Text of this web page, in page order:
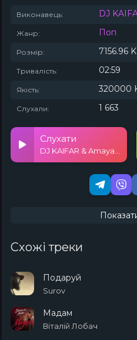
Виконавець: DJ
Жанр: Поп
Розмір: 7156.96
Тривалість: 02:59
Якість: 320000
Слухали: 1 663
Слухати
Схожі треки
Подаруй
Surov
Мадам
Віталій Лобач